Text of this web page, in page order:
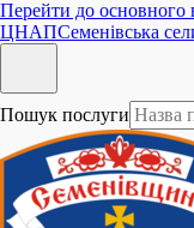
Перейти до основного
ЦНАПСеменівська
Пошук послуги